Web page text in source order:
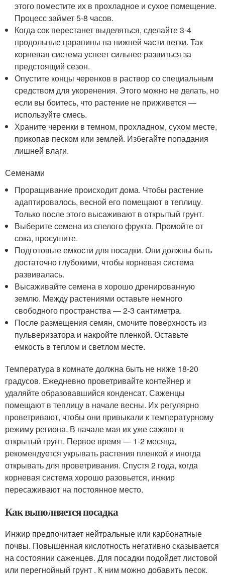
этого поместите их в прохладное и сухое помещение.
Процесс займет 5-8 часов.
Когда сок перестанет выделяться, сделайте 3-4
продольные царапины на нижней части ветки. Так
корневая система успеет сильнее развиться за
предстоящий сезон.
Опустите концы черенков в раствор со специальным
средством для укоренения. Этого можно не делать, но
если вы боитесь, что растение не приживется —
используйте смесь.
Храните черенки в темном, прохладном, сухом месте,
прикопав песком или землей. Избегайте попадания
лишней влаги.
Семенами
Проращивание происходит дома. Чтобы растение
адаптировалось, весной его помещают в теплицу.
Только после этого высаживают в открытый грунт.
Выберите семена из спелого фрукта. Промойте от
сока, просушите.
Подготовьте емкости для посадки. Они должны быть
достаточно глубокими, чтобы корневая система
развивалась.
Высаживайте семена в хорошо дренированную
землю. Между растениями оставьте немного
свободного пространства — 2-3 сантиметра.
После размещения семян, смочите поверхность из
пульверизатора и накройте пленкой. Оставьте
емкость в теплом и светлом месте.
Температура в комнате должна быть не ниже 18-20
градусов. Ежедневно проветривайте контейнер и
удаляйте образовавшийся конденсат. Саженцы
помещают в теплицу в начале весны. Их регулярно
проветривают, чтобы они привыкали к температурному
режиму региона. В начале мая их уже сажают в
открытый грунт. Первое время — 1-2 месяца,
рекомендуется укрывать растения пленкой и иногда
открывать для проветривания. Спустя 2 года, когда
корневая система хорошо разовьется, инжир
пересаживают на постоянное место.
Как выполняется посадка
Инжир предпочитает нейтральные или карбонатные
почвы. Повышенная кислотность негативно сказывается
на состоянии саженцев. Для посадки подойдет листовой
или перегнойный грунт . К ним можно добавить песок.